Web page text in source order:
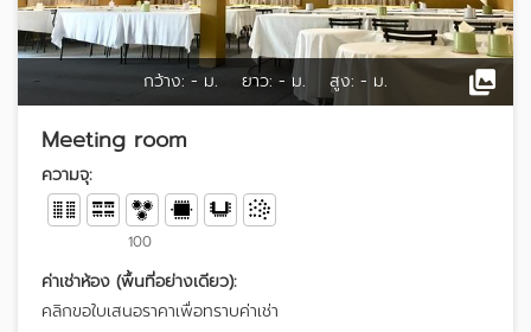
กว้าง: - ม. ยาว: - ม. สูง: - ม.
Meeting room
ความจุ:
100
ค่าเช่าห้อง (พื้นที่อย่างเดียว):
คลิกขอใบเสนอราคาเพื่อทราบค่าเช่า